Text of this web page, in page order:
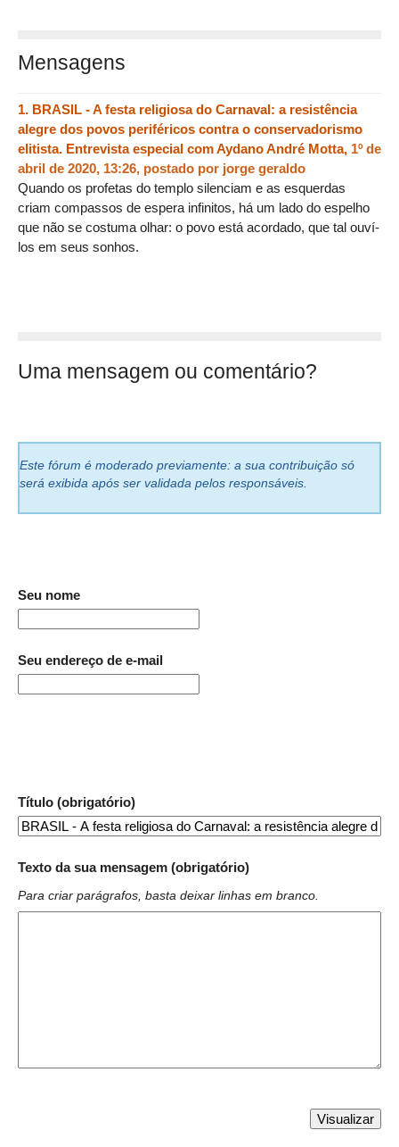
Mensagens
1. BRASIL - A festa religiosa do Carnaval: a resistência
alegre dos povos periféricos contra o conservadorismo
elitista. Entrevista especial com Aydano André Motta, 1º de
abril de 2020, 13:26, postado por jorge geraldo
Quando os profetas do templo silenciam e as esquerdas
criam compassos de espera infinitos, há um lado do espelho
que não se costuma olhar: o povo está acordado, que tal ouví-
los em seus sonhos.
Uma mensagem ou comentário?
Este fórum é moderado previamente: a sua contribuição só
será exibida após ser validada pelos responsáveis.
Seu nome
Seu endereço de e-mail
Título (obrigatório)
Texto da sua mensagem (obrigatório)
Para criar parágrafos, basta deixar linhas em branco.